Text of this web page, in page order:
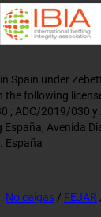
Spain under
the following
; ADC/2019/030
España, Avenida
España
: No caigas / FEJAR